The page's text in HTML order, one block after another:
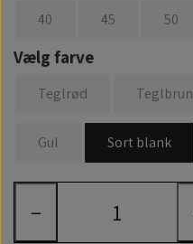
40 45 50
Vælg farve
Teglrød Teglbrun
Gul Sort blank
−